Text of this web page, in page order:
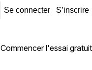
Se connecter S’inscrire
Commencer l'essai gratuit